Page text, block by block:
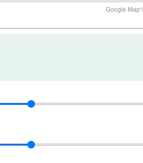
Google Map